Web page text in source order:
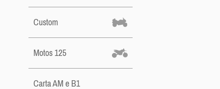
Custom
Motos 125
Carta AM e B1